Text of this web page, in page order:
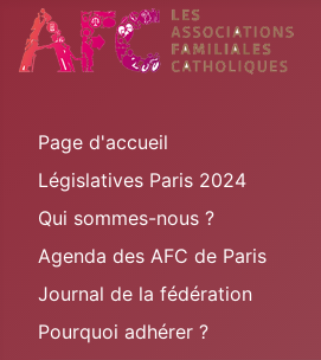
Page d'accueil
Législatives Paris 2024
Qui sommes-nous ?
Agenda des AFC de Paris
Journal de la fédération
Pourquoi adhérer ?